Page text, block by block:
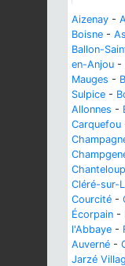
Aizenay -
Boisne -
Ballon-
en-Anjou -
Mauges -
Sulpice -
Allonnes -
Carquefou
Cléré-sur-
Courcité -
Écorpain -
l'Abbaye -
Auverné -
Jarzé